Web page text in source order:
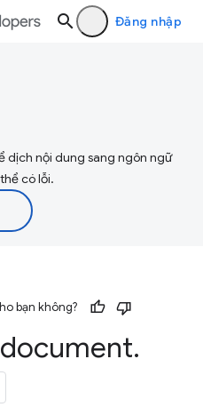
Đăng nhập
dịch nội dung sang ngôn ngữ
có lỗi.
bạn không?
.